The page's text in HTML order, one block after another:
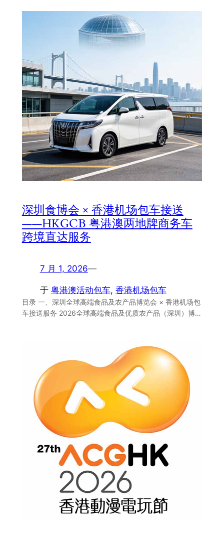
深圳食博会 × 香港机场包车接送
——HKGCB 粤港澳两地牌商务车
跨境直达服务
7 月 1, 2026—
于 粤港澳活动包车, 香港机场包车
目录 一、深圳全球高端食品及农产品博览会 × 香港机场包
车接送服务 2026全球高端食品及优质农产品（深圳）博…